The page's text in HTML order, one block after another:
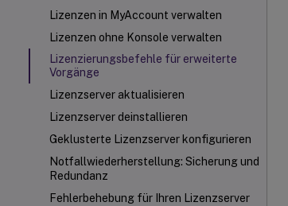
Lizenzen in MyAccount verwalten
Lizenzen ohne Konsole verwalten
Lizenzierungsbefehle für erweiterte
Vorgänge
Lizenzserver aktualisieren
Lizenzserver deinstallieren
Geklusterte Lizenzserver konfigurieren
Notfallwiederherstellung: Sicherung und
Redundanz
Fehlerbehebung für Ihren Lizenzserver